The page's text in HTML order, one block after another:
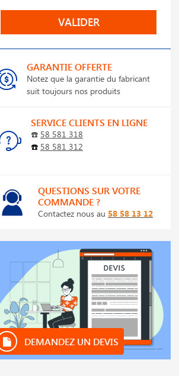
VALIDER
GARANTIE OFFERTE
Notez que la garantie du fabricant
suit toujours nos produits
SERVICE CLIENTS EN LIGNE
☎️ 58 581 318
☎️ 58 581 312
QUESTIONS SUR VOTRE
COMMANDE ?
Contactez nous au 58 58 13 12
DEMANDEZ UN DEVIS